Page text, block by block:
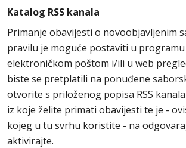
Katalog RSS kanala
Primanje obavijesti o novoobjavljenim
pravilu je moguće postaviti u programu
elektroničkom poštom i/ili u web
biste se pretplatili na ponuđene
otvorite s priloženog popisa RSS
iz koje želite primati obavijesti te je -
kojeg u tu svrhu koristite - na
aktivirajte.